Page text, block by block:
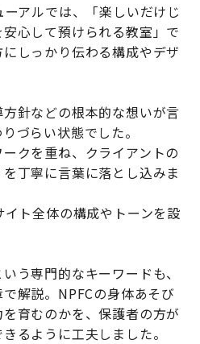
アルでは、「楽しいだけじ
心して預けられる教室」で
しっかり伝わる構成やデザ
針などの根本的な想いが言
づらい状態でした。
クを重ね、クライアントの
を丁寧に言葉に落とし込みま
ト全体の構成やトーンを設
う専門的なキーワードも、
解説。NPFCの身体あそび
育むのかを、保護者の方が
るように工夫しました。